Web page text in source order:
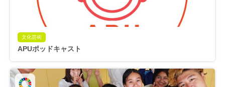
文化芸術
APUポッドキャスト